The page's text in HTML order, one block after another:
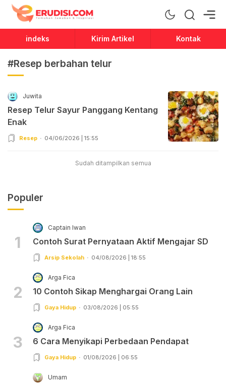
Erudisi
Temukan Jawaban dan Inspirasi
indeks Kirim Artikel Kontak
#Resep berbahan telur
Juwita
Resep Telur Sayur Panggang Kentang
Enak
Resep 04/06/2026 | 15:55
Sudah ditampilkan semua
Populer
1
Captain Iwan
Contoh Surat Pernyataan Aktif Mengajar SD
Arsip Sekolah 04/08/2026 | 18:55
2
Arga Fica
10 Contoh Sikap Menghargai Orang Lain
Gaya Hidup 03/08/2026 | 05:55
3
Arga Fica
6 Cara Menyikapi Perbedaan Pendapat
Gaya Hidup 01/08/2026 | 06:55
Umam